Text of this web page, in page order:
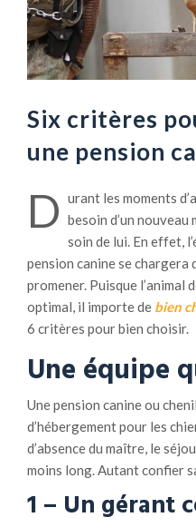
Six critères
une pension
D urant les moments
besoin d’un
soin de lui. En effet,
pension canine se
promener. Puisque
optimal, il importe de bien
6 critères pour bien choisir.
Une équipe
Une pension canine ou
d’hébergement pour les
d’absence du maître, le
moins long. Autant confier
1 – Un gérant